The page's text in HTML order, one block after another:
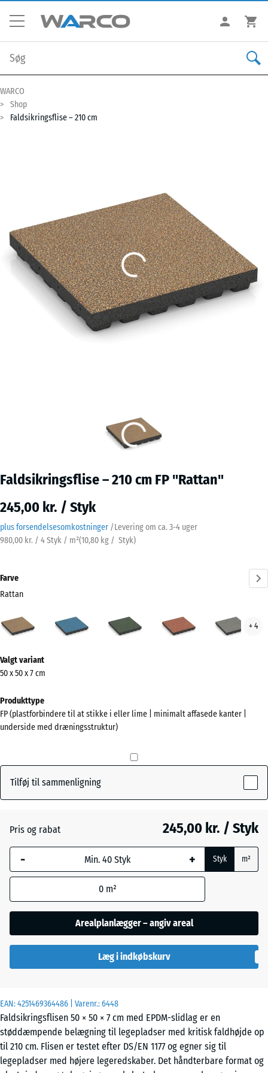
WARCO
Shop
Faldsikringsflise – 210 cm
Faldsikringsflise – 210 cm FP "Rattan"
245,00 kr. / Styk
plus forsendelsesomkostninger /Levering om ca. 3-4 uger
980,00 kr. / 4 Styk / m²(10,80 kg / Styk)
EAN:4251469364486 | Varenr.:6448
Faldsikringsflisen 50 × 50 × 7 cm med EPDM-slidlag er en
støddæmpende belægning til legepladser med kritisk faldhøjde op
til 210 cm. Flisen er testet efter DS/EN 1177 og egner sig til
legepladser med højere legeredskaber. Det håndterbare format og
Farve
Rattan
(active)
græs
+ 4
information
om
farverne?
Vis
farvepalette
Atlantisk
Engelsk
græs
Etna
Grå
Lavendel
Mørkegrå
granit
Valgt variant
50 x 50 x 7 cm
Produkttype
FP (plastforbindere til at stikke i eller lime | minimalt affasede kanter |
underside med dræningsstruktur)
Tilføj til sammenligning
Pris og rabat 245,00 kr. / Styk
- + Styk m²
0 m²
Arealplanlægger – angiv areal
Læg i indkøbskurv